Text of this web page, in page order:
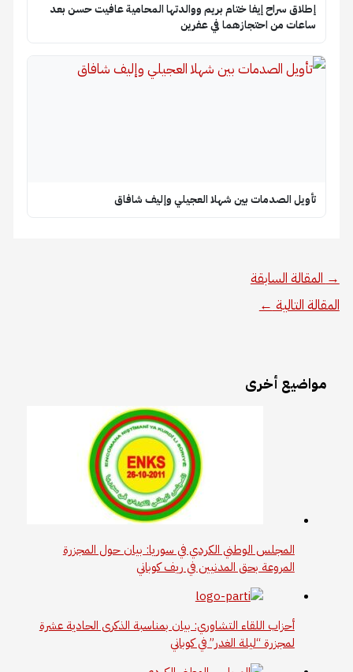
إطلاق سراح إيفا ختام بريم ووالدتها المحامية عافيت حسن بعد
ساعات من احتجازهما في عفرين
تأويل الصدمات بين شهلا العجيلي وإليف شافاق
→ المقالة السابقة
المقالة التالية ←
مواضيع أخرى
المجلس الوطني الكردي في سوريا: بيان حول المجزرة
المروعة بحق المدنيين في ريف كوباني
أحزاب اللقاء التشاوري: بيان بمناسبة الذكرى الحادية عشرة
لمجزرة “ليلة الغدر” في كوباني